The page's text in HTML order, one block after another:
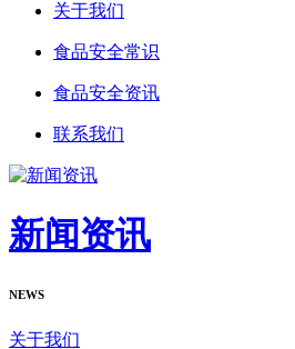
关于我们
食品安全常识
食品安全资讯
联系我们
新闻资讯
NEWS
关于我们